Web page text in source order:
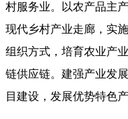
村服务业。以农产品主
现代乡村产业走廊，实
组织方式，培育农业产
链供应链。建强产业发
目建设，发展优势特色产